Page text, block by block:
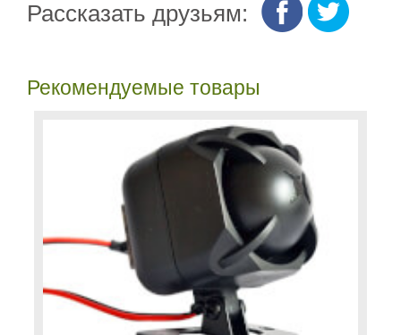
Рассказать друзьям:
Рекомендуемые товары